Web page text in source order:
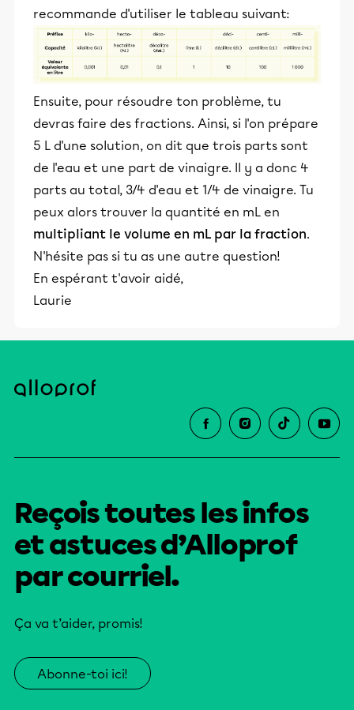
recommande d'utiliser le tableau suivant:
Ensuite, pour résoudre ton problème, tu
devras faire des fractions. Ainsi, si l'on prépare
5 L d'une solution, on dit que trois parts sont
de l'eau et une part de vinaigre. Il y a donc 4
parts au total, 3/4 d'eau et 1/4 de vinaigre. Tu
peux alors trouver la quantité en mL en
multipliant le volume en mL par la fraction.
N'hésite pas si tu as une autre question!
En espérant t'avoir aidé,
Laurie
Reçois toutes les infos
et astuces d’Alloprof
par courriel.
Ça va t’aider, promis!
Abonne-toi ici!